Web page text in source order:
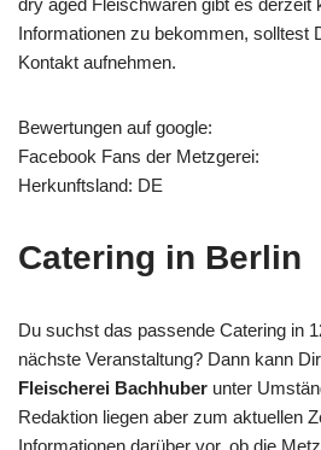
dry aged Fleischwaren gibt es derzeit
Informationen zu bekommen, solltest
Kontakt aufnehmen.
Bewertungen auf google:
Facebook Fans der Metzgerei:
Herkunftsland: DE
Catering in Berlin
Du suchst das passende Catering in
nächste Veranstaltung? Dann kann
Fleischerei Bachhuber unter
Redaktion liegen aber zum aktuellen
Informationen darüber vor, ob die